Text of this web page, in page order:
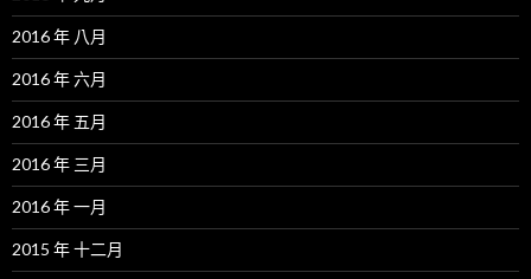
2016 年 八月
2016 年 六月
2016 年 五月
2016 年 三月
2016 年 一月
2015 年 十二月